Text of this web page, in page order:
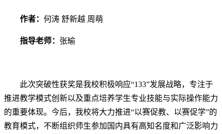
作者： 何涛 舒新越 周萌
指导老师： 张瑜
此次突破性获奖是我校积极响应“133”发展战略，专注于
推进教学模式创新以及重点培养学生专业技能与实际操作能力
的重要体现。 今后，我校将大力推进“以赛促教、以赛促学”的
教育模式，不断组织师生参加国内具有高知名度和广泛影响力